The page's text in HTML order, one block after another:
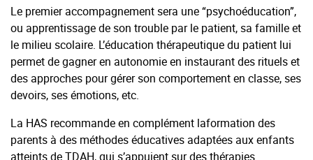
Le premier accompagnement sera une “psychoéducation”,
ou apprentissage de son trouble par le patient, sa famille et
le milieu scolaire. L’éducation thérapeutique du patient lui
permet de gagner en autonomie en instaurant des rituels et
des approches pour gérer son comportement en classe, ses
devoirs, ses émotions, etc.
La HAS recommande en complément laformation des
parents à des méthodes éducatives adaptées aux enfants
atteints de TDAH, qui s’appuient sur des thérapies